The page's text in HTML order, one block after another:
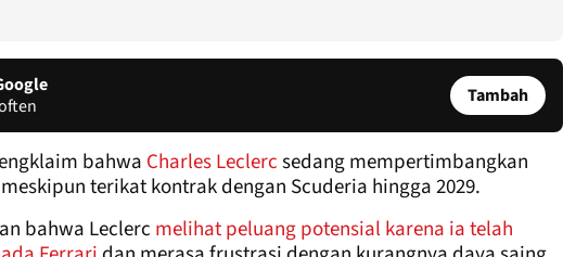
Tambah
bahwa Charles Leclercsedang mempertimbangkan
terikat kontrak dengan Scuderia hingga 2029.
bahwa Leclerc melihat peluang potensial karena ia telah